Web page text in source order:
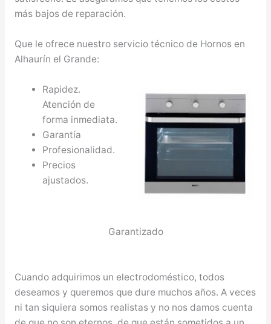
más bajos de reparación.
Que le ofrece nuestro servicio técnico de Hornos en
Alhaurín el Grande:
Rapidez.
Atención de
forma inmediata.
Garantía
Profesionalidad.
Precios
ajustados.
Garantizado
Cuando adquirimos un electrodoméstico, todos
deseamos y queremos que dure muchos años. A veces
ni tan siquiera somos realistas y no nos damos cuenta